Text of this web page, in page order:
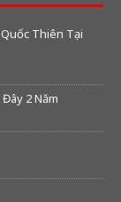
Thiên Tại
2 Năm